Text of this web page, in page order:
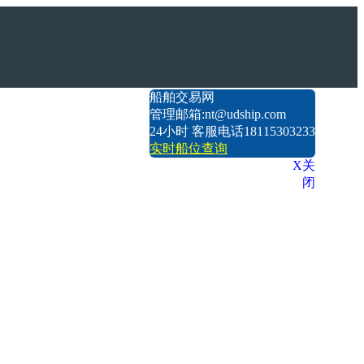
船舶交易网
管理邮箱:nt@udship.com
24小时 客服电话18115303233
实时船位查询
X关
闭